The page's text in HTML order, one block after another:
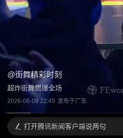
@街舞精彩时刻
超炸街舞燃爆全场
2026-06-09 22:45 发布于广东
打开腾讯新闻客户端说两句